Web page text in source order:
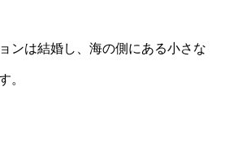
ンは結婚し、海の側にある小さな
。